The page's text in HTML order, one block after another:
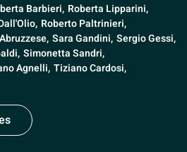
Barbieri, Roberta Lipparini,
Roberto Paltrinieri,
Sara Gandini, Sergio Gessi,
Simonetta Sandri,
Agnelli, Tiziano Cardosi,